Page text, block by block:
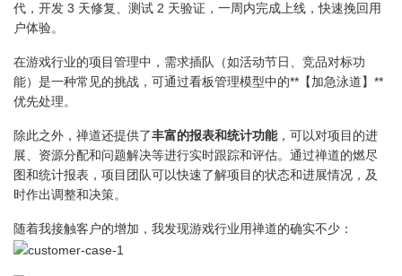
代，开发 3 天修复、测试 2 天验证，一周内完成上线，快速挽回用
户体验。
在游戏行业的项目管理中，需求插队（如活动节日、竞品对标功
能）是一种常见的挑战，可通过看板管理模型中的**【加急泳道】**
优先处理。
除此之外，禅道还提供了丰富的报表和统计功能，可以对项目的进
展、资源分配和问题解决等进行实时跟踪和评估。通过禅道的燃尽
图和统计报表，项目团队可以快速了解项目的状态和进展情况，及
时作出调整和决策。
随着我接触客户的增加，我发现游戏行业用禅道的确实不少：